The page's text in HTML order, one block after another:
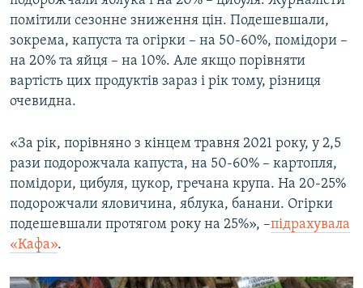
помітили сезонне зниження цін. Подешевшали,
зокрема, капуста та огірки – на 50-60%, помідори –
на 20% та яйця – на 10%. Але якщо порівняти
вартість цих продуктів зараз і рік тому, різниця
очевидна.
«За рік, порівняно з кінцем травня 2021 року, у 2,5
рази подорожчала капуста, на 50-60% – картопля,
помідори, цибуля, цукор, гречана крупа. На 20-25%
подорожчали яловичина, яблука, банани. Огірки
подешевшали протягом року на 25%», –підрахувала
«Кафа».